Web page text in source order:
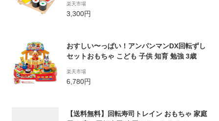
グネット 出産祝い おもちゃ ままごと おまま
ごと キッチン 知育玩具 子供 】
楽天市場
3,300円
おすしい〜っぱい！アンパンマンDX回転ずし
セットおもちゃ こども 子供 知育 勉強 3歳
楽天市場
6,780円
【送料無料】回転寿司トレイン おもちゃ 家庭